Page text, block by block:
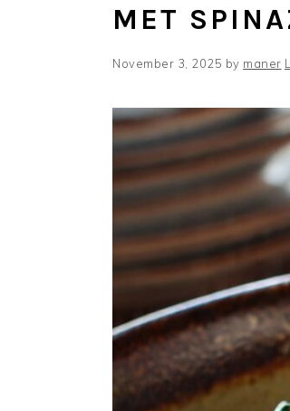
MET
November 3, 2025 by maner